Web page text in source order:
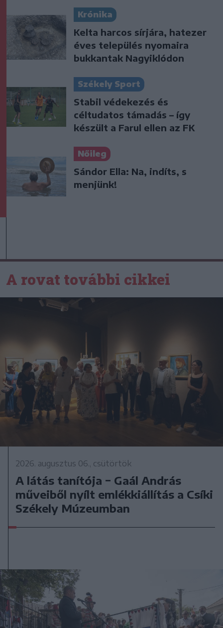
Krónika
Kelta harcos sírjára, hatezer
éves település nyomaira
bukkantak Nagyiklódon
Székely Sport
Stabil védekezés és
céltudatos támadás – így
készült a Farul ellen az FK
Nőileg
Sándor Ella: Na, indíts, s
menjünk!
A rovat további cikkei
2026. augusztus 06., csütörtök
A látás tanítója − Gaál András
műveiből nyílt emlékkiállítás a Csíki
Székely Múzeumban